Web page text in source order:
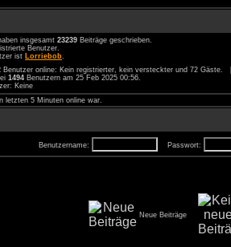
insgesamt 23239 Beiträge geschrieben.
Benutzer.
ist Lorriebob.
Benutzer online: Kein registrierter, kein versteckter und 72
1494 Benutzern am 25 Feb 2025 00:56.
Keine
letzten 5 Minuten online war.
Benutzername: Passwort:
Neue Beiträge